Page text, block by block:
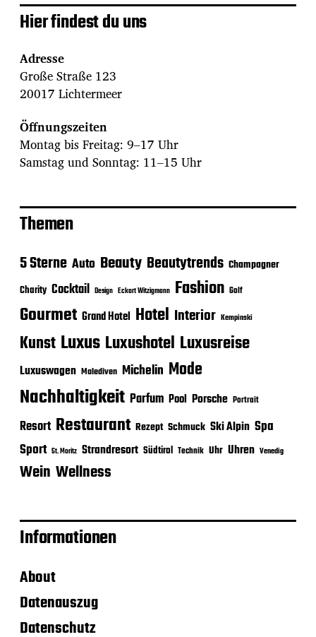
Hier findest du uns
Adresse
Große Straße 123
20017 Lichtermeer
Öffnungszeiten
Montag bis Freitag: 9–17 Uhr
Samstag und Sonntag: 11–15 Uhr
Themen
5 Sterne Auto Beauty Beautytrends Champagner
Charity Cocktail Design Eckart Witzigmann Fashion Golf
Gourmet Grand Hotel Hotel Interior Kempinski
Kunst Luxus Luxushotel Luxusreise
Luxuswagen Malediven Michelin Mode
Nachhaltigkeit Parfum Pool Porsche Portrait
Resort Restaurant Rezept Schmuck Ski Alpin Spa
Sport St. Moritz Strandresort Südtirol Technik Uhr Uhren Venedig
Wein Wellness
Informationen
About
Datenauszug
Datenschutz